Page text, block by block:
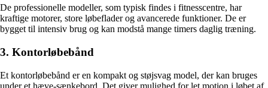
De professionelle modeller, som typisk findes i fitnesscentre, har
kraftige motorer, store løbeflader og avancerede funktioner. De er
bygget til intensiv brug og kan modstå mange timers daglig træning.
3. Kontorløbebånd
Et kontorløbebånd er en kompakt og støjsvag model, der kan bruges
under et hæve-sænkebord. Det giver mulighed for let motion i løbet af